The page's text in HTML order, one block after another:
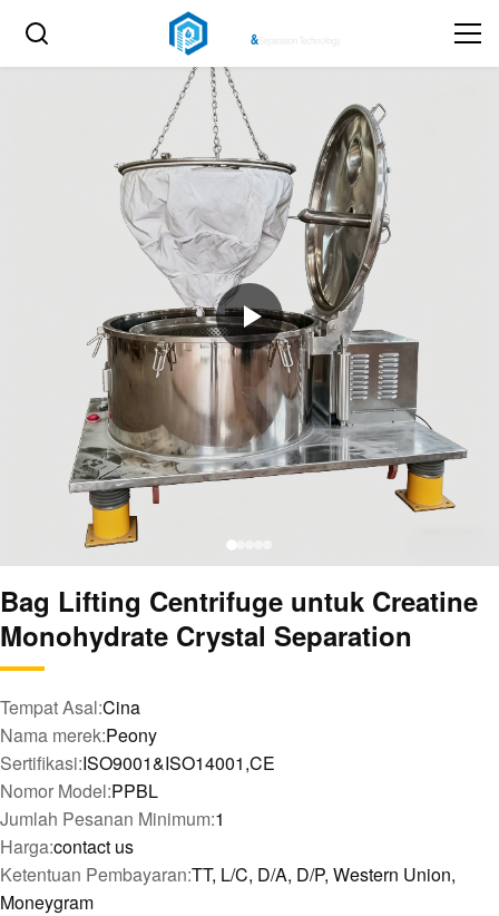
Bag Lifting Centrifuge untuk Creatine
Monohydrate Crystal Separation
Tempat Asal:Cina
Nama merek:Peony
Sertifikasi:ISO9001&ISO14001,CE
Nomor Model:PPBL
Jumlah Pesanan Minimum:1
Harga:contact us
Ketentuan Pembayaran:TT, L/C, D/A, D/P, Western Union,
Moneygram